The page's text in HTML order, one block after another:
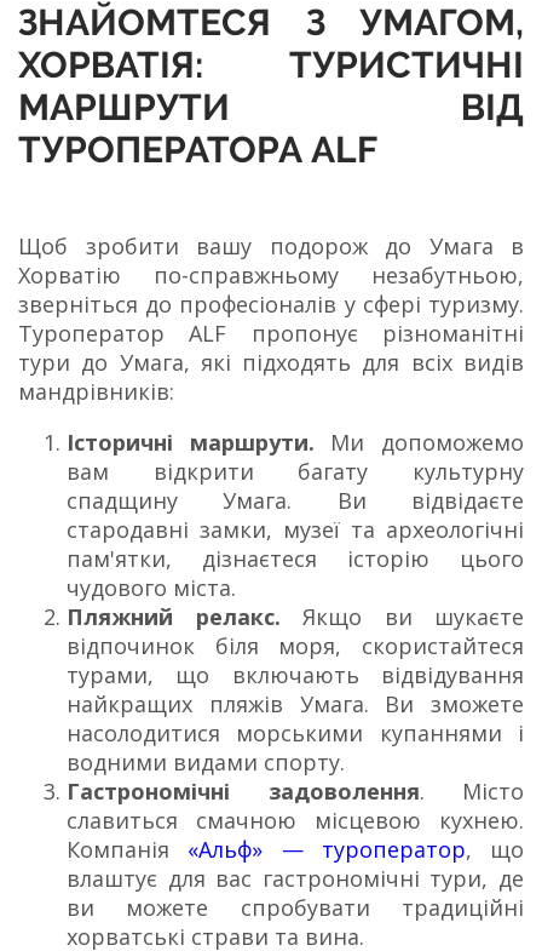
ЗНАЙОМТЕСЯ З УМАГОМ,
ХОРВАТІЯ: ТУРИСТИЧНІ
МАРШРУТИ ВІД
ТУРОПЕРАТОРА ALF
Щоб зробити вашу подорож до Умага в
Хорватію по-справжньому незабутньою,
зверніться до професіоналів у сфері туризму.
Туроператор ALF пропонує різноманітні
тури до Умага, які підходять для всіх видів
мандрівників:
Історичні маршрути. Ми допоможемо
вам відкрити багату культурну
спадщину Умага. Ви відвідаєте
стародавні замки, музеї та археологічні
пам'ятки, дізнаєтеся історію цього
чудового міста.
Пляжний релакс. Якщо ви шукаєте
відпочинок біля моря, скористайтеся
турами, що включають відвідування
найкращих пляжів Умага. Ви зможете
насолодитися морськими купаннями і
водними видами спорту.
Гастрономічні задоволення. Місто
славиться смачною місцевою кухнею.
Компанія «Альф» — туроператор, що
влаштує для вас гастрономічні тури, де
ви можете спробувати традиційні
хорватські страви та вина.